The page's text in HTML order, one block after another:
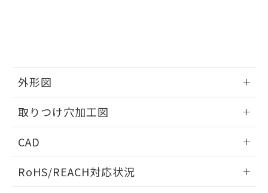
外形図
取りつけ穴加工図
CAD
ドすることができます。
RoHS/REACH対応状況
欄に対応日を記載しておりました。
既に当社にて対応品への在庫切替を完了
していることから、特段のことがない限
り、2022年1月12日より割愛しておりま
す。